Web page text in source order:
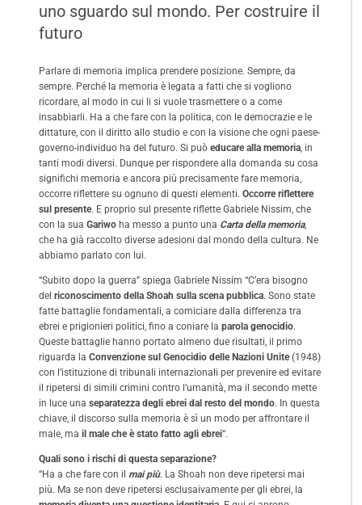
uno sguardo sul mondo. Per costruire il
futuro
Parlare di memoria implica prendere posizione. Sempre, da
sempre. Perché la memoria è legata a fatti che si vogliono
ricordare, al modo in cui li si vuole trasmettere o a come
insabbiarli. Ha a che fare con la politica, con le democrazie e le
dittature, con il diritto allo studio e con la visione che ogni paese-
governo-individuo ha del futuro. Si può educare alla memoria, in
tanti modi diversi. Dunque per rispondere alla domanda su cosa
significhi memoria e ancora più precisamente fare memoria,
occorre riflettere su ognuno di questi elementi. Occorre riflettere
sul presente. E proprio sul presente riflette Gabriele Nissim, che
con la sua Gariwo ha messo a punto una Carta della memoria,
che ha già raccolto diverse adesioni dal mondo della cultura. Ne
abbiamo parlato con lui.
“Subito dopo la guerra” spiega Gabriele Nissim “C’era bisogno
del riconoscimento della Shoah sulla scena pubblica. Sono state
fatte battaglie fondamentali, a comiciare dalla differenza tra
ebrei e prigionieri politici, fino a coniare la parola genocidio.
Queste battaglie hanno portato almeno due risultati, il primo
riguarda la Convenzione sul Genocidio delle Nazioni Unite(1948)
con l’istituzione di tribunali internazionali per prevenire ed evitare
il ripetersi di simili crimini contro l’umanità, ma il secondo mette
in luce una separatezza degli ebrei dal resto del mondo. In questa
chiave, il discorso sulla memoria è sì un modo per affrontare il
male, ma il male che è stato fatto agli ebrei“.
Quali sono i rischi di questa separazione?
“Ha a che fare con il mai più. La Shoah non deve ripetersi mai
più. Ma se non deve ripetersi esclusaivamente per gli ebrei, la